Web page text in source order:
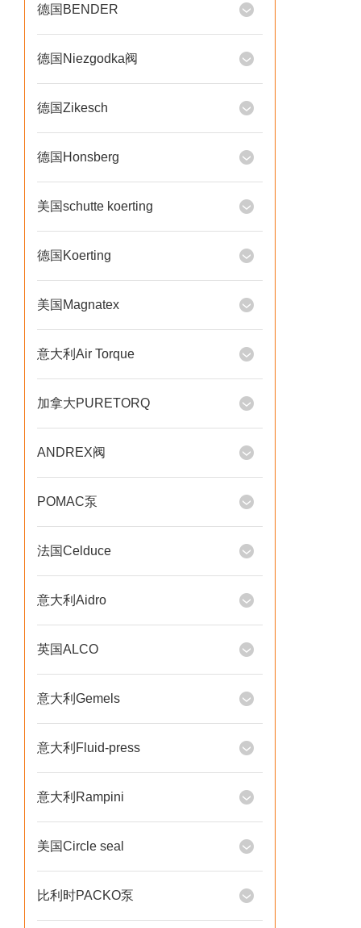
德国BENDER
德国Niezgodka阀
德国Zikesch
德国Honsberg
美国schutte koerting
德国Koerting
美国Magnatex
意大利Air Torque
加拿大PURETORQ
ANDREX阀
POMAC泵
法国Celduce
意大利Aidro
英国ALCO
意大利Gemels
意大利Fluid-press
意大利Rampini
美国Circle seal
比利时PACKO泵